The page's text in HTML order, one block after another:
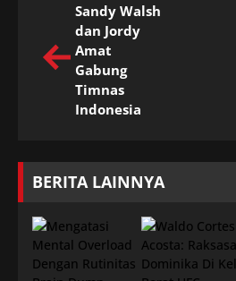
Sandy Walsh
dan Jordy
Amat
Gabung
Timnas
Indonesia
BERITA LAINNYA